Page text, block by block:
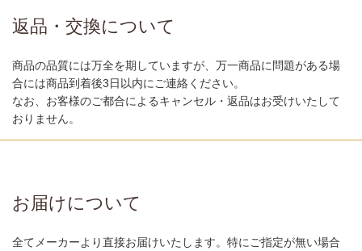
返品・交換について
商品の品質には万全を期していますが、万一商品に問題がある場
合には商品到着後3日以内にご連絡ください。
なお、お客様のご都合によるキャンセル・返品はお受けいたして
おりません。
お届けについて
全てメーカーより直接お届けいたします。特にご指定が無い場合